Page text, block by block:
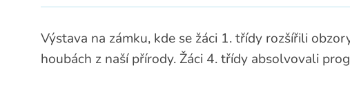
Výstava na zámku, kde se žáci 1. třídy rozšířili
houbách z naší přírody. Žáci 4. třídy absolvovali